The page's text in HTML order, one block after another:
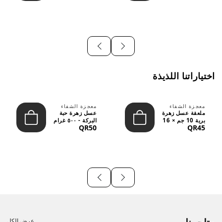
اختياراتنا اللذيذة
معجزة الشفاء
ملعقة عسل زهرة
برية 10 جم × 16
قطعة
QR45
معجزة الشفاء
عسل زهرة حبة
البركة - ٥٠٠ غرام
QR50